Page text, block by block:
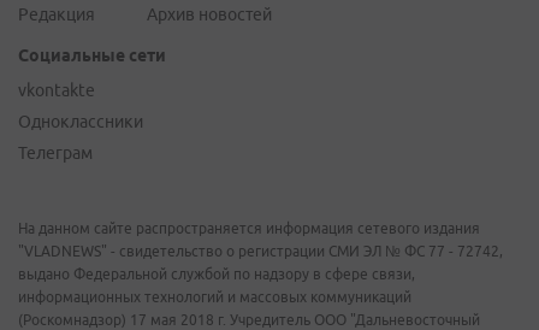
Редакция
Архив новостей
Социальные сети
vkontakte
Одноклассники
Телеграм
На данном сайте распространяется информация сетевого издания
"VLADNEWS" - свидетельство о регистрации СМИ ЭЛ № ФС 77 - 72742,
выдано Федеральной службой по надзору в сфере связи,
информационных технологий и массовых коммуникаций
(Роскомнадзор) 17 мая 2018 г. Учредитель ООО "Дальневосточный